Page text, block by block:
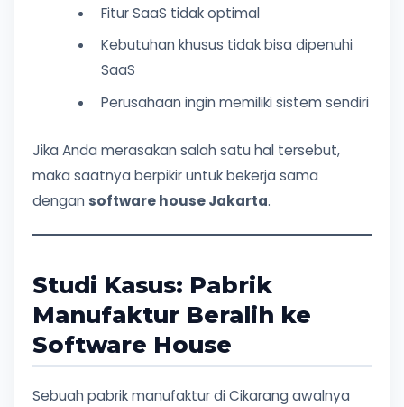
Fitur SaaS tidak optimal
Kebutuhan khusus tidak bisa dipenuhi
SaaS
Perusahaan ingin memiliki sistem sendiri
Jika Anda merasakan salah satu hal tersebut,
maka saatnya berpikir untuk bekerja sama
dengan software house Jakarta.
Studi Kasus: Pabrik
Manufaktur Beralih ke
Software House
Sebuah pabrik manufaktur di Cikarang awalnya